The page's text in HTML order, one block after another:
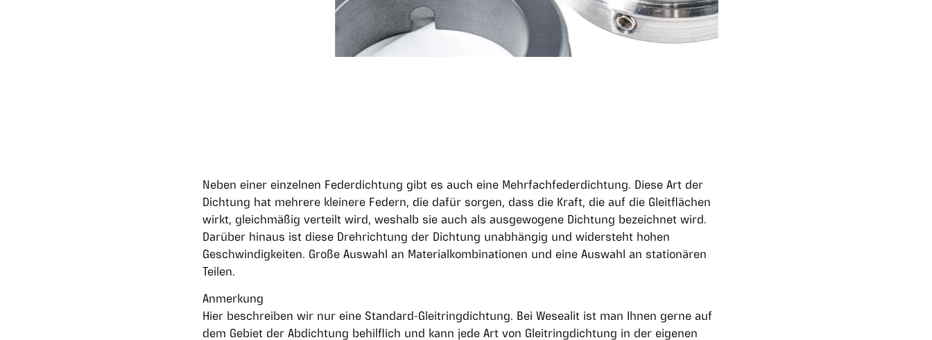
Neben einer einzelnen Federdichtung gibt es auch eine Mehrfachfederdichtung. Diese Art der
Dichtung hat mehrere kleinere Federn, die dafür sorgen, dass die Kraft, die auf die Gleitflächen
wirkt, gleichmäßig verteilt wird, weshalb sie auch als ausgewogene Dichtung bezeichnet wird.
Darüber hinaus ist diese Drehrichtung der Dichtung unabhängig und widersteht hohen
Geschwindigkeiten. Große Auswahl an Materialkombinationen und eine Auswahl an stationären
Teilen.
Anmerkung
Hier beschreiben wir nur eine Standard-Gleitringdichtung. Bei Wesealit ist man Ihnen gerne auf
dem Gebiet der Abdichtung behilflich und kann jede Art von Gleitringdichtung in der eigenen